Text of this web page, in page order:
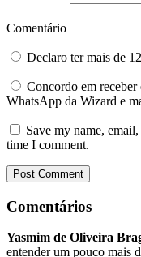
Comentário
Declaro ter mais de
Concordo em receber
WhatsApp da Wizard e
Save my name,
time I comment.
Comentários
Yasmim de Oliveira
entender um pouco mais